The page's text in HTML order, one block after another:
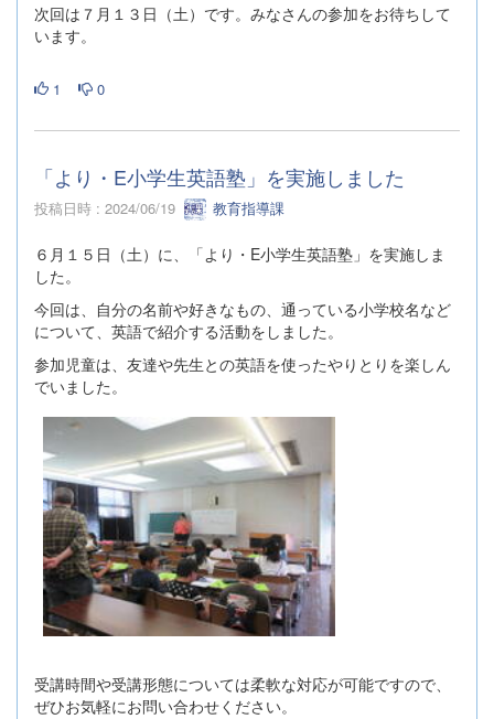
次回は７月１３日（土）です。みなさんの参加をお待ちして
います。
1 0
「より・E小学生英語塾」を実施しました
投稿日時 : 2024/06/19 教育指導課
６月１５日（土）に、「より・E小学生英語塾」を実施しま
した。
今回は、自分の名前や好きなもの、通っている小学校名など
について、英語で紹介する活動をしました。
参加児童は、友達や先生との英語を使ったやりとりを楽しん
でいました。
受講時間や受講形態については柔軟な対応が可能ですので、
ぜひお気軽にお問い合わせください。